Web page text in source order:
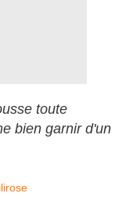
toute
bien garnir d'un